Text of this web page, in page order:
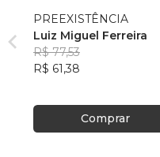
PREEXISTÊNCIA
Luiz Miguel Ferreira
R$ 77,53
R$ 61,38
Comprar